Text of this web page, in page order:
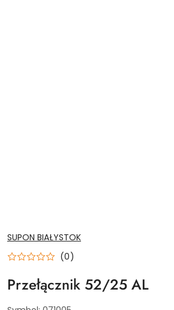
NAZWA
PRODUCENTA:
SUPON BIAŁYSTOK
(0)
Przełącznik 52/25 AL